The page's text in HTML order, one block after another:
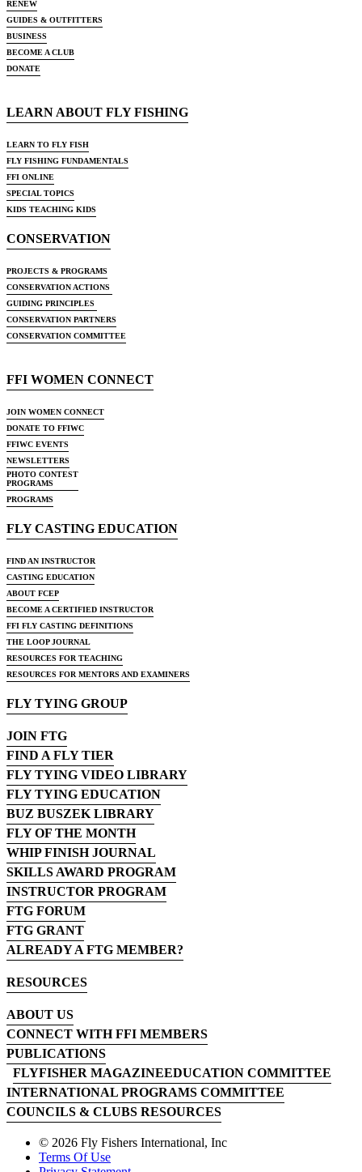
RENEW
GUIDES & OUTFITTERS
BUSINESS
BECOME A CLUB
DONATE
LEARN ABOUT FLY FISHING
LEARN TO FLY FISH
FLY FISHING FUNDAMENTALS
FFI ONLINE
SPECIAL TOPICS
KIDS TEACHING KIDS
CONSERVATION
PROJECTS & PROGRAMS
CONSERVATION ACTIONS
GUIDING PRINCIPLES
CONSERVATION PARTNERS
CONSERVATION COMMITTEE
FFI WOMEN CONNECT
JOIN WOMEN CONNECT
DONATE TO FFIWC
FFIWC EVENTS
NEWSLETTERS
PHOTO CONTEST
PROGRAMS
PROGRAMS
FLY CASTING EDUCATION
FIND AN INSTRUCTOR
CASTING EDUCATION
ABOUT FCEP
BECOME A CERTIFIED INSTRUCTOR
FFI FLY CASTING DEFINITIONS
THE LOOP JOURNAL
RESOURCES FOR TEACHING
RESOURCES FOR MENTORS AND EXAMINERS
FLY TYING GROUP
JOIN FTG
FIND A FLY TIER
FLY TYING VIDEO LIBRARY
FLY TYING EDUCATION
BUZ BUSZEK LIBRARY
FLY OF THE MONTH
WHIP FINISH JOURNAL
SKILLS AWARD PROGRAM
INSTRUCTOR PROGRAM
FTG FORUM
FTG GRANT
ALREADY A FTG MEMBER?
RESOURCES
ABOUT US
CONNECT WITH FFI MEMBERS
PUBLICATIONS
FLYFISHER MAGAZINEEDUCATION COMMITTEE
INTERNATIONAL PROGRAMS COMMITTEE
COUNCILS & CLUBS RESOURCES
© 2026 Fly Fishers International, Inc
Terms Of Use